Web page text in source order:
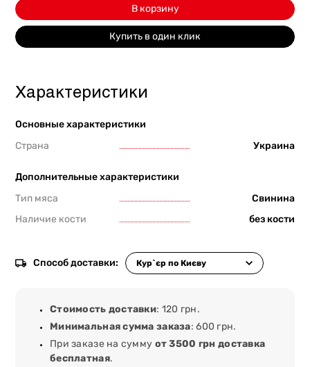
В корзину
Купить в один клик
Характеристики
Основные характеристики
Страна
Украина
Дополнительные характеристики
Тип мяса
Свинина
Наличие кости
без кости
Способ доставки:
Стоимость доставки: 120 грн.
Минимальная сумма заказа: 600 грн.
При заказе на сумму от 3500 грн доставка
бесплатная.